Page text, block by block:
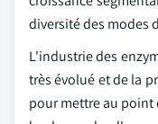
diversité des modes
L'industrie des
très évolué et de la
pour mettre au point